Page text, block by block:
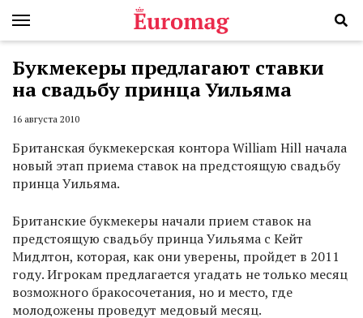
Букмекеры предлагают ставки
на свадьбу принца Уильяма
16 августа 2010
Британская букмекерская контора William Hill начала
новый этап приема ставок на предстоящую свадьбу
принца Уильяма.
Британские букмекеры начали прием ставок на
предстоящую свадьбу принца Уильяма с Кейт
Мидлтон, которая, как они уверены, пройдет в 2011
году. Игрокам предлагается угадать не только месяц
возможного бракосочетания, но и место, где
молодожены проведут медовый месяц.